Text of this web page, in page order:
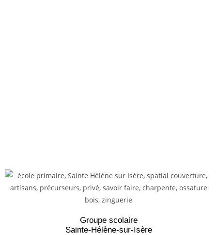
Groupe scolaire
Sainte-Hélène-sur-Isère